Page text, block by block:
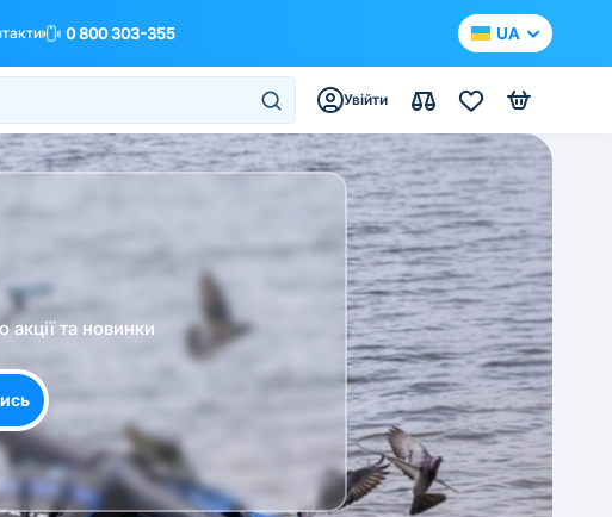
0 800 303-355 UA
Увійти
та новинки